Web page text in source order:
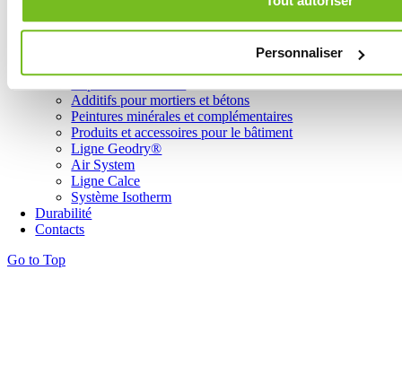
Personnaliser
Rejointoiement des joints en céramique et des pierres
naturelles
Additifs pour mortiers et bétons
Peintures minérales et complémentaires
Produits et accessoires pour le bâtiment
Ligne Geodry®
Air System
Ligne Calce
Système Isotherm
Durabilité
Contacts
Go to Top